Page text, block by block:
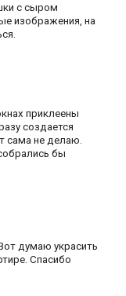
с сыром
изображения, на
приклеены
создается
сама не делаю.
бы
думаю украсить
Спасибо